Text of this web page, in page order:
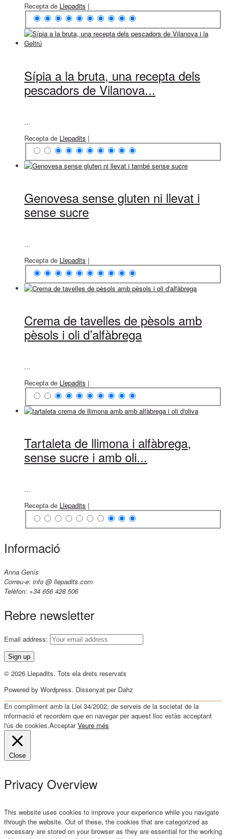
Recepta de Llepadits |
Sípia a la bruta, una recepta dels
pescadors de Vilanova...
...
Recepta de Llepadits |
Genovesa sense gluten ni llevat i
sense sucre
...
Recepta de Llepadits |
Crema de tavelles de pèsols amb
pèsols i oli d’alfàbrega
...
Recepta de Llepadits |
Tartaleta de llimona i alfàbrega,
sense sucre i amb oli...
...
Recepta de Llepadits |
Informació
Anna Genís
Correu-e: info @ llepadits.com
Telèfon: +34 656 428 506
Rebre newsletter
Email address:
© 2026 Llepadits. Tots ela drets reservats
Powered by Wordpress. Dissenyat per Dahz
En compliment amb la Llei 34/2002, de serveis de la societat de la
informació et recordem que en navegar per aquest lloc estàs acceptant
l'ús de cookies.Acceptar Veure més
Close
Privacy Overview
This website uses cookies to improve your experience while you navigate
through the website. Out of these, the cookies that are categorized as
necessary are stored on your browser as they are essential for the working